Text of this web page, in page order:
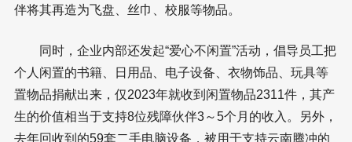
伴将其再造为飞盘、丝巾、校服等物品。
同时，企业内部还发起“爱心不闲置”活动，倡导员工把
个人闲置的书籍、日用品、电子设备、衣物饰品、玩具等
置物品捐献出来，仅2023年就收到闲置物品2311件，其产
生的价值相当于支持8位残障伙伴3～5个月的收入。另外，
去年回收到的59套二手电脑设备，被用于支持云南腾冲的